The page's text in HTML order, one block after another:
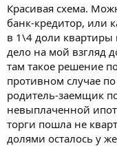
Красивая схема.
банк-кредитор, или
в 1\4 доли
дело на мой взгляд
там такое решение
противном случае
родитель-заемщик
невыплаченной
торги пошла не
долями осталось у